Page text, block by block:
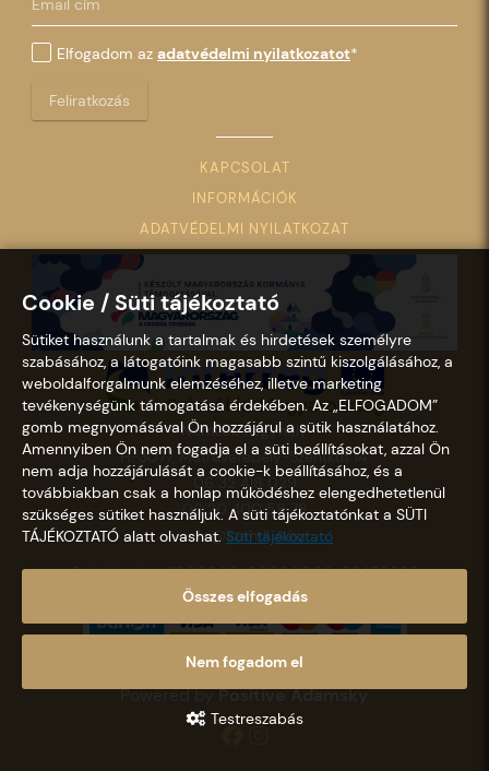
Elfogadom az adatvédelmi nyilatkozatot*
Feliratkozás
KAPCSOLAT
INFORMÁCIÓK
ADATVÉDELMI NYILATKOZAT
Nemzeti Kegyhely
H-3077, Mátraverebély-Szentkút 14.
06 32 418 029
06 20 400 58 78
info@szentkut.hu
Számlaszám: 11600006-00000000-30458365
Copyright © 2021 - 2026 Szentkút |
Powered byPositive Adamsky
Cookie / Süti tájékoztató
Sütiket használunk a tartalmak és hirdetések személyre
szabásához, a látogatóink magasabb szintű kiszolgálásához, a
weboldalforgalmunk elemzéséhez, illetve marketing
tevékenységünk támogatása érdekében. Az „ELFOGADOM”
gomb megnyomásával Ön hozzájárul a sütik használatához.
Amennyiben Ön nem fogadja el a süti beállításokat, azzal Ön
nem adja hozzájárulását a cookie-k beállításához, és a
továbbiakban csak a honlap működéshez elengedhetetlenül
szükséges sütiket használjuk. A süti tájékoztatónkat a SÜTI
TÁJÉKOZTATÓ alatt olvashat. Süti tájékoztató
Összes elfogadás
Nem fogadom el
Testreszabás